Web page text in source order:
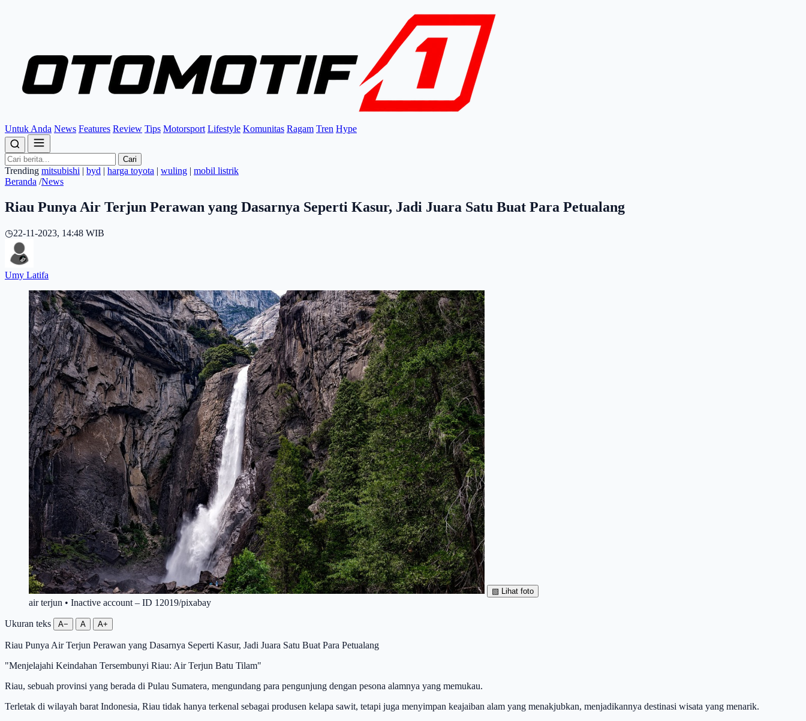
Untuk Anda News Features Review Tips Motorsport Lifestyle Komunitas Ragam Tren Hype
Cari
Trending mitsubishi | byd | harga toyota | wuling | mobil listrik
Beranda /News
Riau Punya Air Terjun Perawan yang Dasarnya Seperti Kasur, Jadi Juara Satu Buat Para Petualang
◷22-11-2023, 14:48 WIB
Umy Latifa
▧ Lihat foto
air terjun • Inactive account – ID 12019/pixabay
Ukuran teks A− A A+
Riau Punya Air Terjun Perawan yang Dasarnya Seperti Kasur, Jadi Juara Satu Buat Para Petualang
"Menjelajahi Keindahan Tersembunyi Riau: Air Terjun Batu Tilam"
Riau, sebuah provinsi yang berada di Pulau Sumatera, mengundang para pengunjung dengan pesona alamnya yang memukau.
Terletak di wilayah barat Indonesia, Riau tidak hanya terkenal sebagai produsen kelapa sawit, tetapi juga menyimpan keajaiban alam yang menakjubkan, menjadikannya destinasi wisata yang menarik.